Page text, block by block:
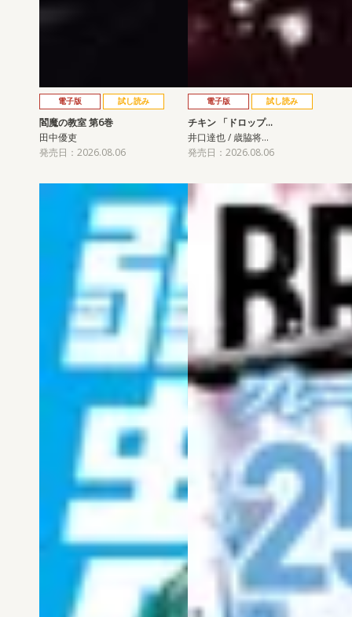
電子版 試し読み
閻魔の教室 第6巻
田中優吏
発売日：2026.08.06
電子版 試し読み
チキン 「ドロップ…
井口達也 / 歳脇将…
発売日：2026.08.06